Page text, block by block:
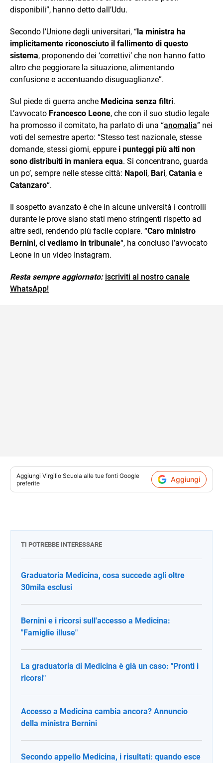
disponibili”, hanno detto dall’Udu.
Secondo l’Unione degli universitari, “la ministra ha
implicitamente riconosciuto il fallimento di questo
sistema, proponendo dei ‘correttivi’ che non hanno fatto
altro che peggiorare la situazione, alimentando
confusione e accentuando disuguaglianze”.
Sul piede di guerra anche Medicina senza filtri.
L’avvocato Francesco Leone, che con il suo studio legale
ha promosso il comitato, ha parlato di una “anomalia” nei
voti del semestre aperto: “Stesso test nazionale, stesse
domande, stessi giorni, eppure i punteggi più alti non
sono distribuiti in maniera equa. Si concentrano, guarda
un po’, sempre nelle stesse città: Napoli, Bari, Catania e
Catanzaro“.
Il sospetto avanzato è che in alcune università i controlli
durante le prove siano stati meno stringenti rispetto ad
altre sedi, rendendo più facile copiare. “Caro ministro
Bernini, ci vediamo in tribunale“, ha concluso l’avvocato
Leone in un video Instagram.
Resta sempre aggiornato: iscriviti al nostro canale
WhatsApp!
Aggiungi Virgilio Scuola alle tue fonti Google
preferite
Aggiungi
TI POTREBBE INTERESSARE
Graduatoria Medicina, cosa succede agli oltre
30mila esclusi
Bernini e i ricorsi sull'accesso a Medicina:
"Famiglie illuse"
La graduatoria di Medicina è già un caso: "Pronti i
ricorsi"
Accesso a Medicina cambia ancora? Annuncio
della ministra Bernini
Secondo appello Medicina, i risultati: quando esce